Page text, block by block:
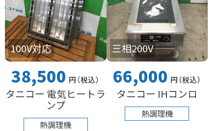
100V対応
38,500 円（税込）
タニコー 電気ヒートラ
ンプ
熱調理機
三相200V
66,000 円（税込）
タニコー IHコンロ
熱調理機